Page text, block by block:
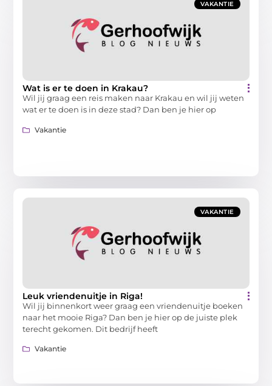
VAKANTIE
Wat is er te doen in Krakau?
Wil jij graag een reis maken naar Krakau en wil jij weten
wat er te doen is in deze stad? Dan ben je hier op
Vakantie
VAKANTIE
Leuk vriendenuitje in Riga!
Wil jij binnenkort weer graag een vriendenuitje boeken
naar het mooie Riga? Dan ben je hier op de juiste plek
terecht gekomen. Dit bedrijf heeft
Vakantie